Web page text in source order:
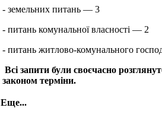
- земельних питань — 3
- питань комунальної власності — 2
- питань житлово-комунального
Всі запити були своєчасно
законом терміни.
Еще...